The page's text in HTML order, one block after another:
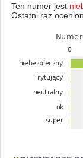
Ten numer jest
Ostatni raz